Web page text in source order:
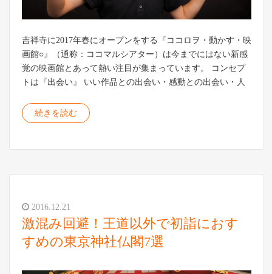
吉祥寺に2017年春にオープンをする『ココロヲ・動かす・映
画館○』（通称：ココマルシアター）は今までにはない新感
覚の映画館とあって熱い注目が集まっています。 コンセプ
トは『出会い』 いい作品との出会い・感動との出会い・人
続きを読む
2016.12.21
激混み回避！王道以外で初詣におす
すめの東京神社仏閣7選